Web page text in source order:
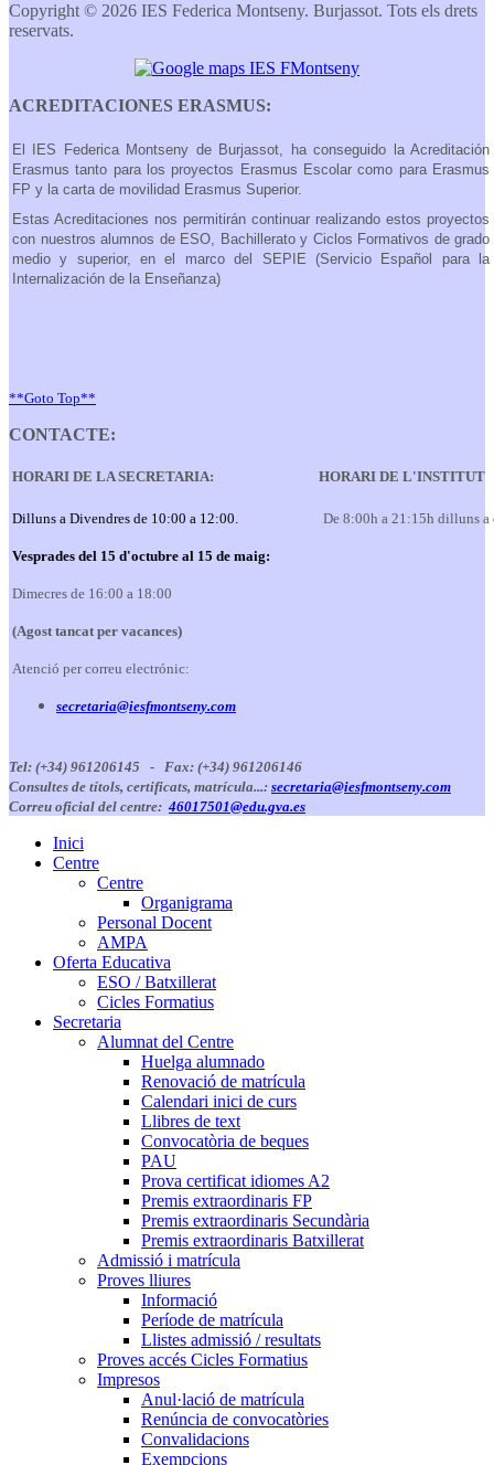
Copyright © 2026 IES Federica Montseny. Burjassot. Tots els drets
reservats.
ACREDITACIONES ERASMUS:
El IES Federica Montseny de Burjassot, ha conseguido la Acreditación
Erasmus tanto para los proyectos Erasmus Escolar como para Erasmus
FP y la carta de movilidad Erasmus Superior.
Estas Acreditaciones nos permitirán continuar realizando estos proyectos
con nuestros alumnos de ESO, Bachillerato y Ciclos Formativos de grado
medio y superior, en el marco del SEPIE (Servicio Español para la
Internalización de la Enseñanza)
**Goto Top**
CONTACTE:
HORARI DE LA SECRETARIA: HORARI DE L'INSTITUT
Dilluns a Divendres de 10:00 a 12:00.
Vesprades del 15 d'octubre al 15 de maig:
Dimecres de 16:00 a 18:00
(Agost tancat per vacances)
Atenció per correu electrónic:
secretaria@iesfmontseny.com
De 8:00h a 21:15h dilluns a
Tel: (+34) 961206145 - Fax: (+34) 961206146
Consultes de títols, certificats, matrícula...: secretaria@iesfmontseny.com
Correu oficial del centre: 46017501@edu.gva.es
Inici
Centre
Centre
Organigrama
Personal Docent
AMPA
Oferta Educativa
ESO / Batxillerat
Cicles Formatius
Secretaria
Alumnat del Centre
Huelga alumnado
Renovació de matrícula
Calendari inici de curs
Llibres de text
Convocatòria de beques
PAU
Prova certificat idiomes A2
Premis extraordinaris FP
Premis extraordinaris Secundària
Premis extraordinaris Batxillerat
Admissió i matrícula
Proves lliures
Informació
Període de matrícula
Llistes admissió / resultats
Proves accés Cicles Formatius
Impresos
Anul·lació de matrícula
Renúncia de convocatòries
Convalidacions
Exempcions